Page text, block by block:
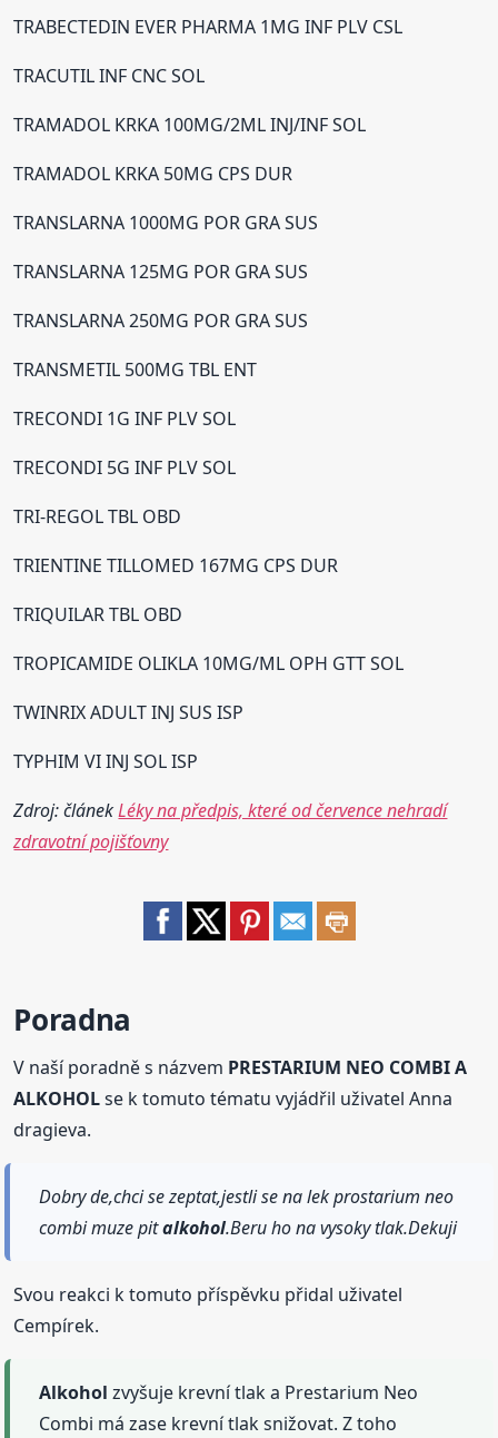
TRABECTEDIN EVER PHARMA 1MG INF PLV CSL
TRACUTIL INF CNC SOL
TRAMADOL KRKA 100MG/2ML INJ/INF SOL
TRAMADOL KRKA 50MG CPS DUR
TRANSLARNA 1000MG POR GRA SUS
TRANSLARNA 125MG POR GRA SUS
TRANSLARNA 250MG POR GRA SUS
TRANSMETIL 500MG TBL ENT
TRECONDI 1G INF PLV SOL
TRECONDI 5G INF PLV SOL
TRI-REGOL TBL OBD
TRIENTINE TILLOMED 167MG CPS DUR
TRIQUILAR TBL OBD
TROPICAMIDE OLIKLA 10MG/ML OPH GTT SOL
TWINRIX ADULT INJ SUS ISP
TYPHIM VI INJ SOL ISP
Zdroj: článekLéky na předpis, které od července nehradí
zdravotní pojišťovny
Poradna
V naší poradně s názvem PRESTARIUM NEO COMBI A
ALKOHOLse k tomuto tématu vyjádřil uživatel Anna
dragieva.
Dobry de,chci se zeptat,jestli se na lek prostarium neo
combi muze pitalkohol.Beru ho na vysoky tlak.Dekuji
Svou reakci k tomuto příspěvku přidal uživatel
Cempírek.
Alkohol zvyšuje krevní tlak a Prestarium Neo
Combi má zase krevní tlak snižovat. Z toho